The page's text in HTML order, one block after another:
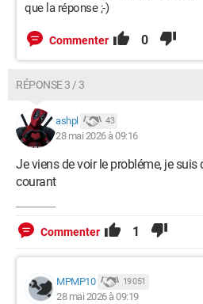
que la réponse ;-)
Commenter 0
RÉPONSE 3 / 3
ashpl 43
28 mai 2026 à 09:16
Je viens de voir le probléme, je
courant
Commenter 1
MPMP10 19 051
28 mai 2026 à 09:19